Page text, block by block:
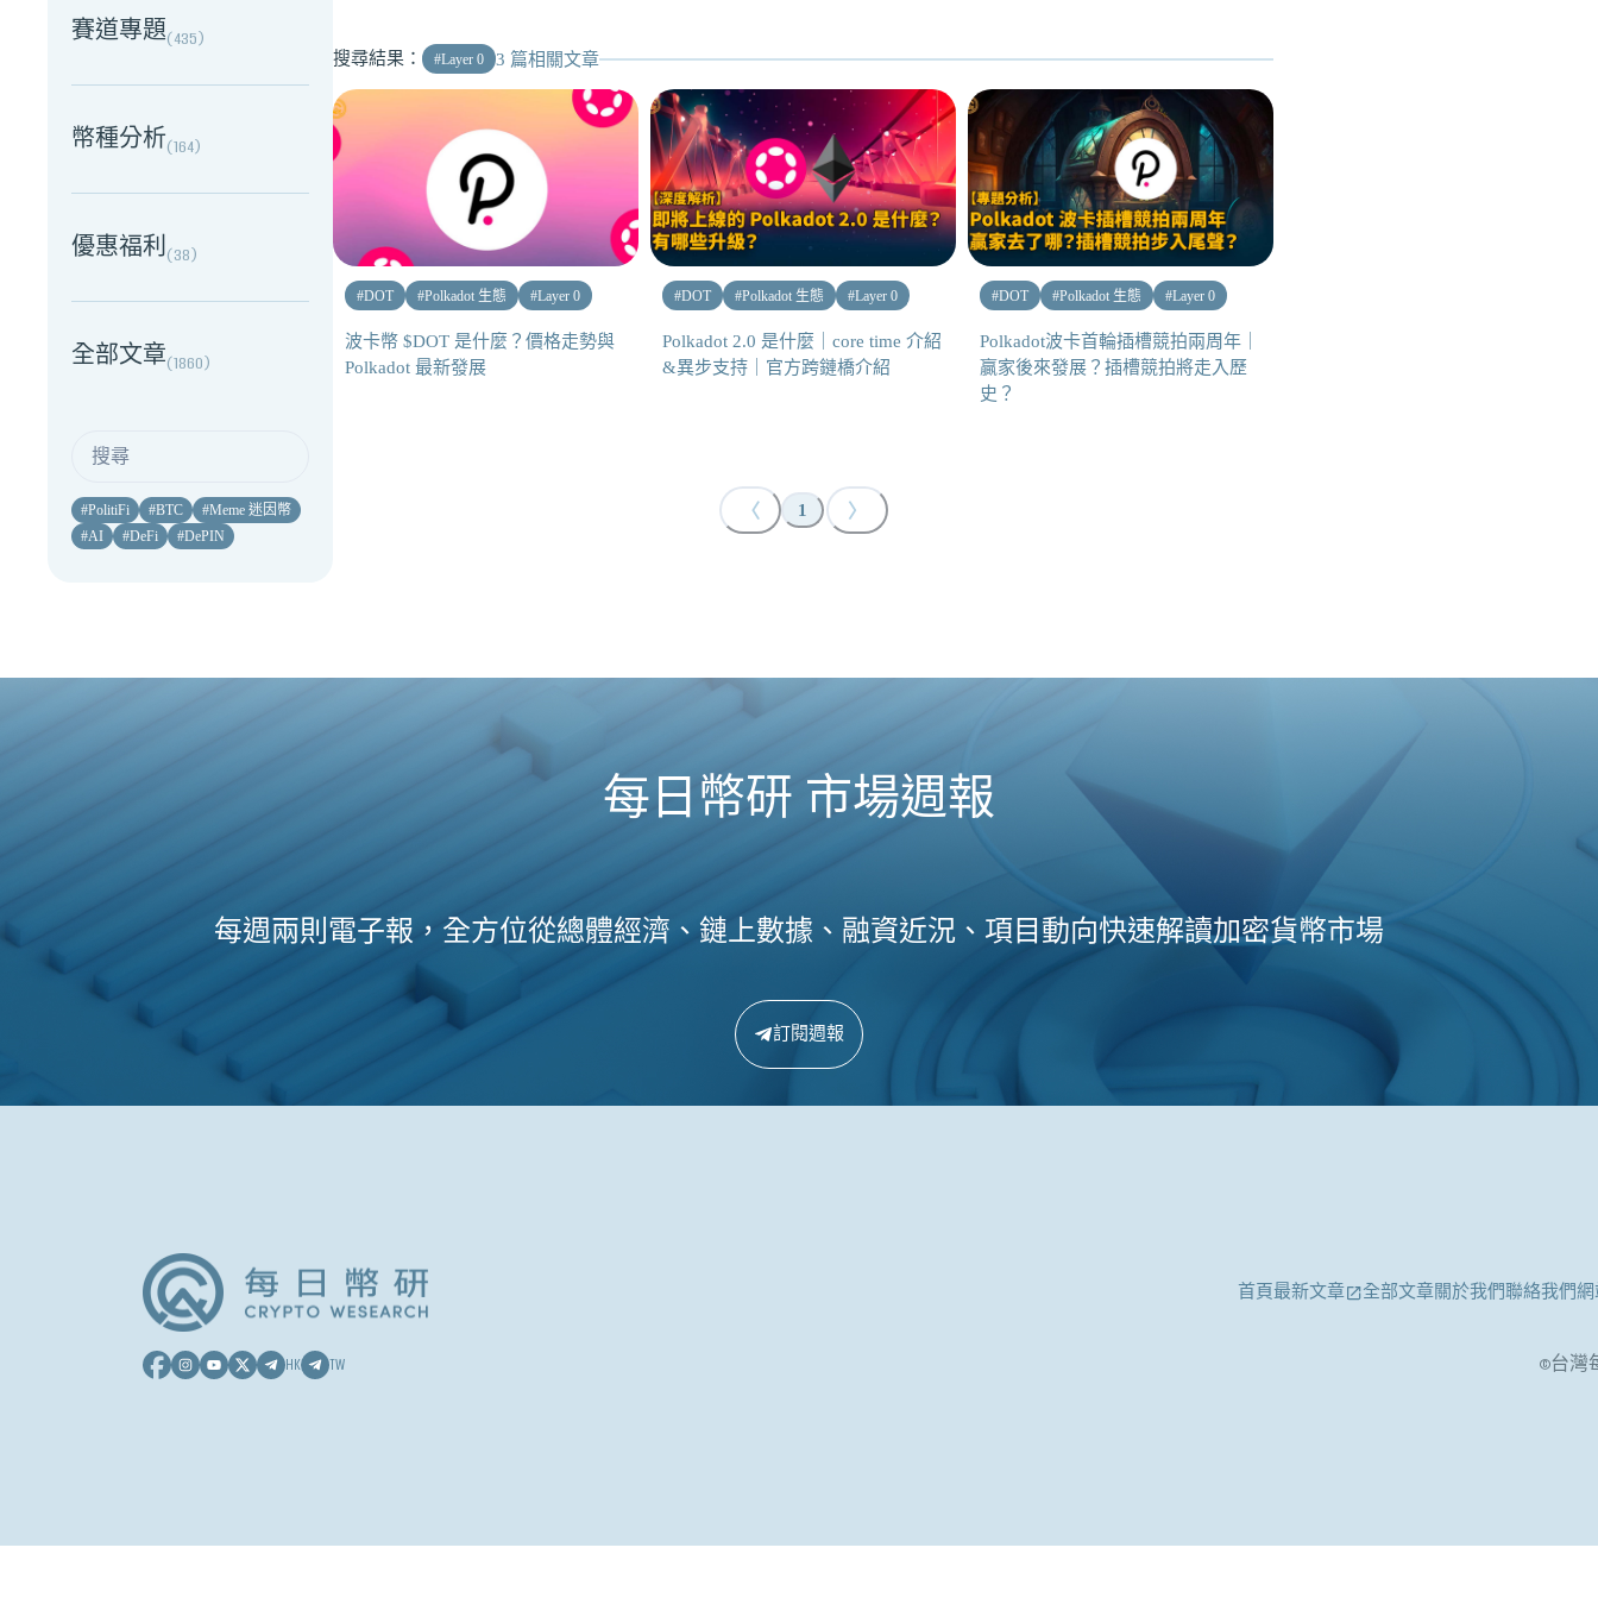
賽道專題(435)
幣種分析(164)
優惠福利(38)
全部文章(1860)
#PolitiFi #BTC #Meme 迷因幣
#AI #DeFi #DePIN
搜尋結果： #Layer 0 3 篇相關文章
#DOT #Polkadot 生態 #Layer 0
波卡幣 $DOT 是什麼？價格走勢與
Polkadot 最新發展
#DOT #Polkadot 生態 #Layer 0
Polkadot 2.0 是什麼｜core time 介紹
&異步支持｜官方跨鏈橋介紹
#DOT #Polkadot 生態 #Layer 0
Polkadot波卡首輪插槽競拍兩周年｜
贏家後來發展？插槽競拍將走入歷
史？
〈 1 〉
每日幣研 市場週報
每週兩則電子報，全方位從總體經濟、鏈上數據、融資近況、項目動向快速解讀加密貨幣市場
訂閱週報
首頁最新文章 全部文章關於我們聯絡我們
HK TW ©台灣